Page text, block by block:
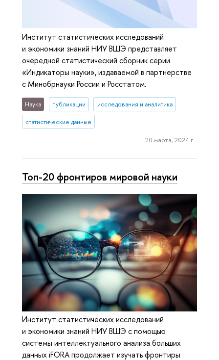
Институт статистических исследований
и экономики знаний НИУ ВШЭ представляет
очередной статистический сборник серии
«Индикаторы науки», издаваемой в партнерстве
с Минобрнауки России и Росстатом.
Наука публикации исследования и аналитика
статистические данные
20 марта, 2024 г.
Топ-20 фронтиров мировой науки
Институт статистических исследований
и экономики знаний НИУ ВШЭ с помощью
системы интеллектуального анализа больших
данных iFORA продолжает изучать фронтиры